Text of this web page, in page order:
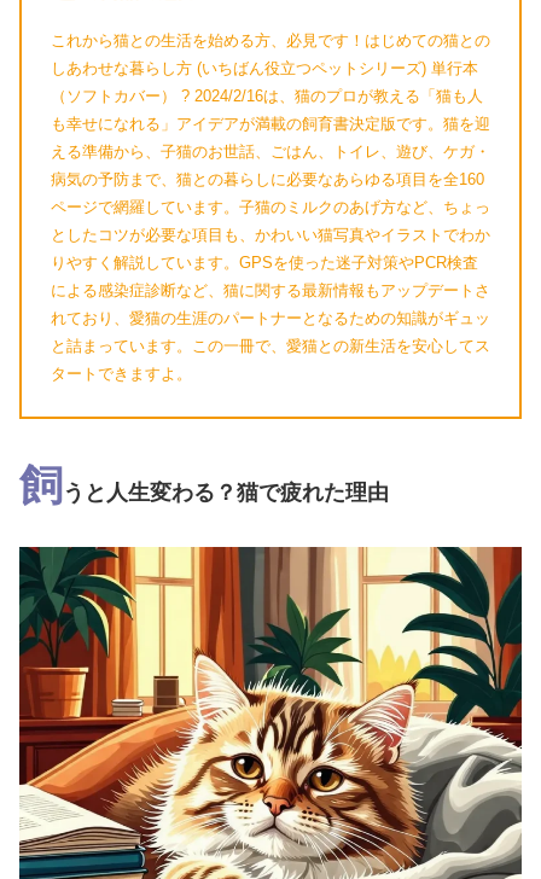
これから猫との生活を始める方、必見です！はじめての猫との
しあわせな暮らし方 (いちばん役立つペットシリーズ) 単行本
（ソフトカバー） ? 2024/2/16は、猫のプロが教える「猫も人
も幸せになれる」アイデアが満載の飼育書決定版です。猫を迎
える準備から、子猫のお世話、ごはん、トイレ、遊び、ケガ・
病気の予防まで、猫との暮らしに必要なあらゆる項目を全160
ページで網羅しています。子猫のミルクのあげ方など、ちょっ
としたコツが必要な項目も、かわいい猫写真やイラストでわか
りやすく解説しています。GPSを使った迷子対策やPCR検査
による感染症診断など、猫に関する最新情報もアップデートさ
れており、愛猫の生涯のパートナーとなるための知識がギュッ
と詰まっています。この一冊で、愛猫との新生活を安心してス
タートできますよ。
飼 うと人生変わる？猫で疲れた理由